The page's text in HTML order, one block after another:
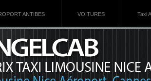
ANTIBES VOITURES Taxi